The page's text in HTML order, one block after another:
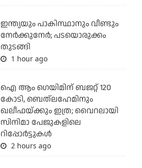
ഇന്ത്യയും പാകിസ്ഥാനും വീണ്ടും
നേര്‍ക്കുനേര്‍; പടയൊരുക്കം
തുടങ്ങി
1 hour ago
ഐ ആം ഗെയിമിന് ബജറ്റ് 120
കോടി, ബെത്‌ലഹേമിനും
ഖലീഫയ്ക്കും ഇത്ര; വൈറലായി
സിനിമാ പേജുകളിലെ
റിപ്പോര്‍ട്ടുകള്‍
2 hours ago